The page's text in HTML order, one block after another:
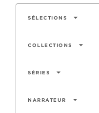
SÉLECTIONS arrow_drop_down
COLLECTIONS arrow_drop_down
SÉRIES arrow_drop_down
NARRATEUR arrow_drop_down